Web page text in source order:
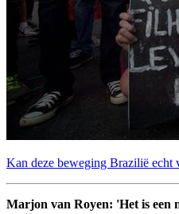
Kan deze beweging Brazilië echt
Marjon van Royen: 'Het is een